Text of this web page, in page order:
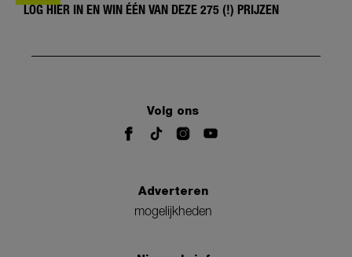
LOG HIER IN EN WIN ÉÉN VAN DEZE 275 (!) PRIJZEN
Volg ons
Adverteren
mogelijkheden